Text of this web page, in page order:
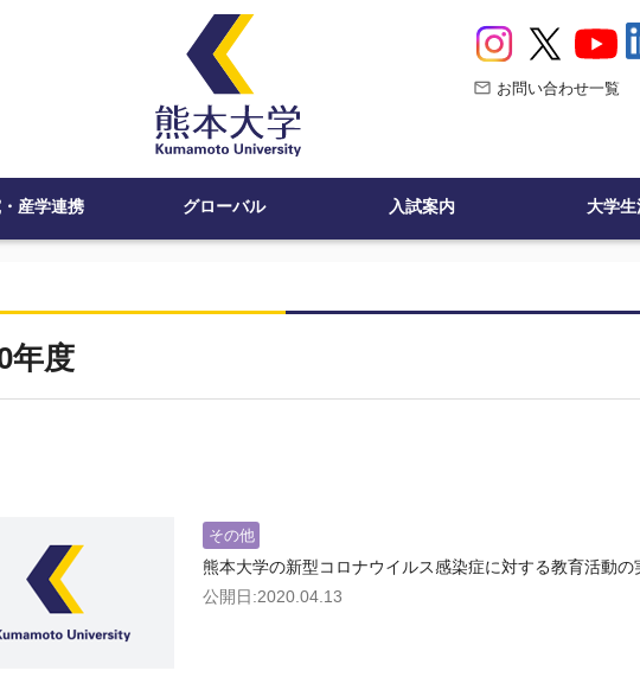
mail_outline お問い合わせ一覧
産学連携 グローバル 入試案内 大学生
年度
その他
熊本大学の新型コロナウイルス感染症に対する教育活動の
公開日:2020.04.13